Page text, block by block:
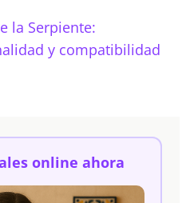
la Serpiente:
y compatibilidad
online ahora